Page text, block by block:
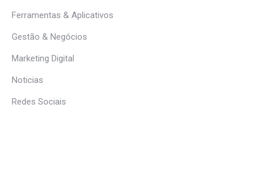
Ferramentas & Aplicativos
Gestão & Negócios
Marketing Digital
Noticias
Redes Sociais